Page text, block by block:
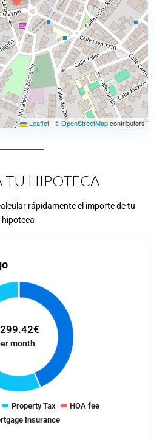
Leaflet | ©OpenStreetMapcontributors
TU HIPOTECA
rápidamente el importe de tu
hipoteca
€
month
Property Tax
HOA fee
Insurance